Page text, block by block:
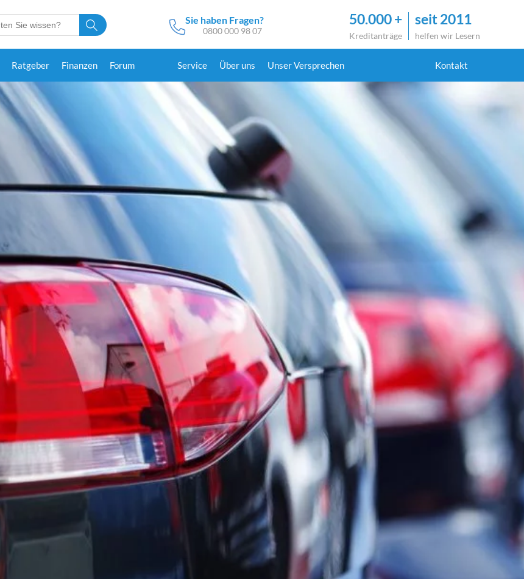
Sie haben Fragen?
0800 000 98 07
50.000 +
Kreditanträge
seit 2011
helfen wir Lesern
Ratgeber Finanzen Forum Service Über uns Unser Versprechen Kontakt